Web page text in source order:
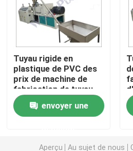
Machine d'extrudeuse de
Chaîne de production de
Machine d'extrudeuse de
Tuyau rigide en
plastique de PVC des
prix de machine de
fabrication de tuyau
de PVC faisant la
machineenvoyer une
Aperçu Au sujet de nous